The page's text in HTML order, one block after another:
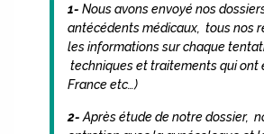
1- Nous avons envoyé nos
antécédents médicaux, tous nos
les informations sur chaque
techniques et traitements qui ont
France etc…)
2- Après étude de notre dossier,